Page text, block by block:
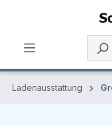
Zum Hauptinhalt
Ladenausstattung